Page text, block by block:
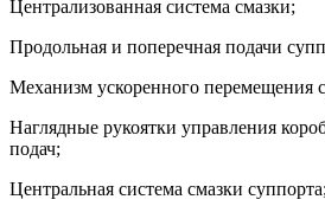
Централизованная система смазки;
Продольная и поперечная подачи
Механизм ускоренного перемещения
Наглядные рукоятки управления
подач;
Центральная система смазки суппорта;